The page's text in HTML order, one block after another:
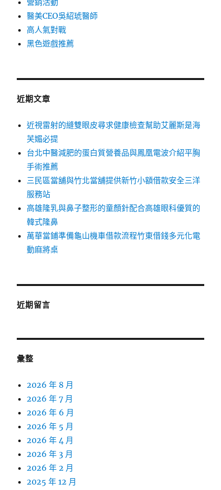
營銷活動
醫美CEO吳紹琥醫師
高人氣對戰
黑色遊戲推薦
近期文章
近視雷射的縫雙眼皮尋求健康檢查幫助艾麗斯是海
芙媚必提
台北中醫減肥的蛋白質營養品與鳳凰電波介紹平胸
手術推薦
三民區當舖與竹北當舖提供新竹小額借款安全三洋
服務站
高雄隆乳與鼻子整形的童顏針配合高雄眼科優質的
韓式隆鼻
萬華當鋪準備龜山機車借款流程竹東借錢多元化電
動麻將桌
近期留言
彙整
2026 年 8 月
2026 年 7 月
2026 年 6 月
2026 年 5 月
2026 年 4 月
2026 年 3 月
2026 年 2 月
2025 年 12 月